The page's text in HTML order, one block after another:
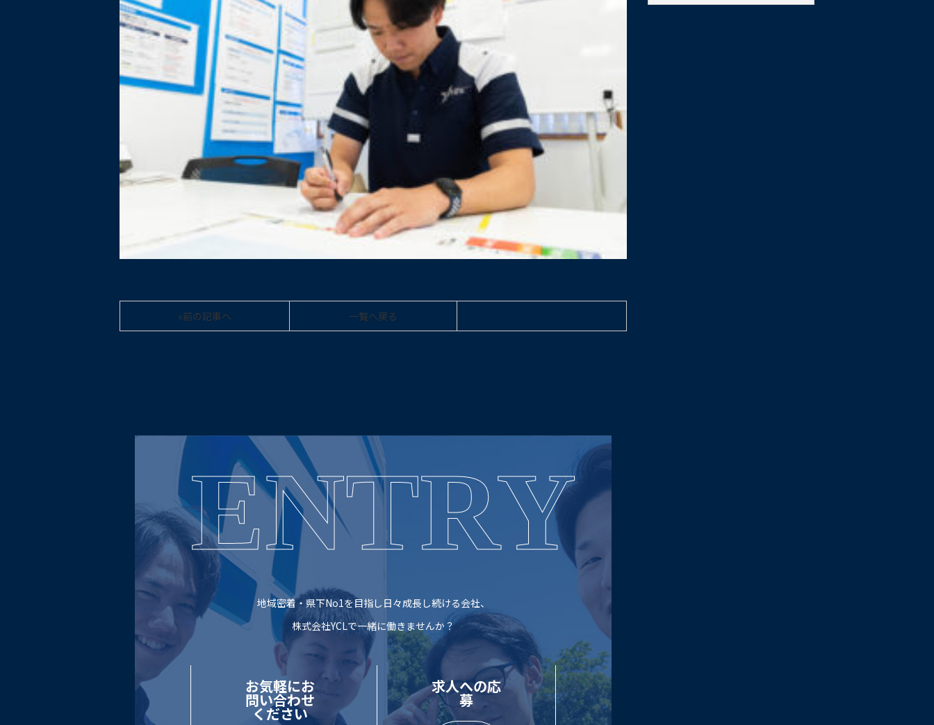
«前の記事へ 一覧へ戻る
ENTRY
地域密着・県下No1を目指し 日々成長し続ける会社、
株式会社YCLで一緒に働きませんか？
お気軽にお
問い合わせ
ください
求人への応
募